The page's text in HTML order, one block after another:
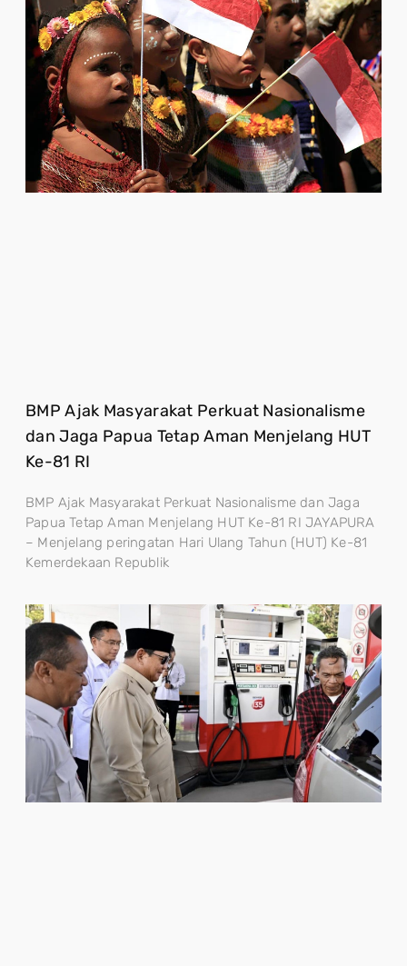
BMP Ajak Masyarakat Perkuat Nasionalisme
dan Jaga Papua Tetap Aman Menjelang HUT
Ke-81 RI
BMP Ajak Masyarakat Perkuat Nasionalisme dan Jaga
Papua Tetap Aman Menjelang HUT Ke-81 RI JAYAPURA
– Menjelang peringatan Hari Ulang Tahun (HUT) Ke-81
Kemerdekaan Republik